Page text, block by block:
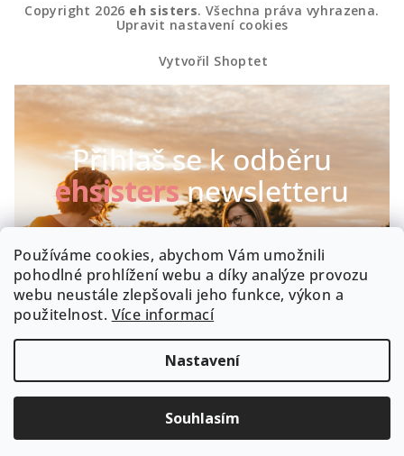
Používáme cookies, abychom Vám umožnili
pohodlné prohlížení webu a díky analýze provozu
webu neustále zlepšovali jeho funkce, výkon a
použitelnost. Více informací
Nastavení
Souhlasím
Copyright 2026 eh sisters. Všechna práva vyhrazena.
Upravit nastavení cookies
Vytvořil Shoptet
Přihlaš se k odběru
ehsistersnewsletteru
Chceš být první, kdo se dozví o našich novinkách a
speciálních akcích? Máme radost :-)
Byla by škoda, kdyby zrovna Tobě něco uniklo!
PŘIHLÁSIT K ODBĚRU